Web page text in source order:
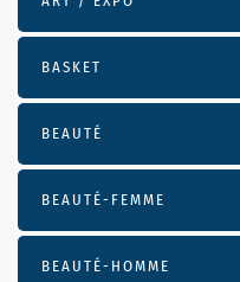
BASKET
BEAUTÉ
BEAUTÉ-FEMME
BEAUTÉ-HOMME